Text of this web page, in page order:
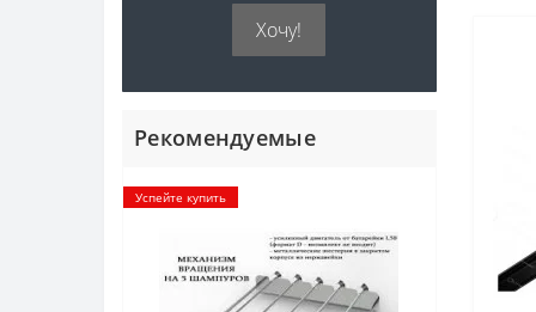
Хочу!
Рекомендуемые
Успейте купить